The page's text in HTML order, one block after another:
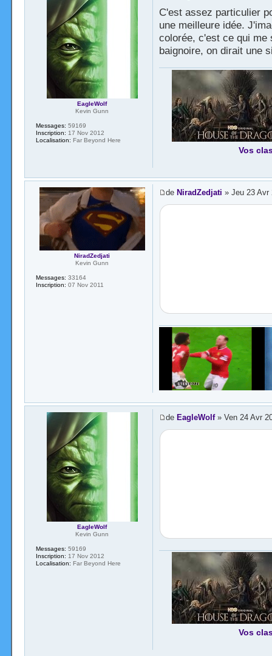
C'est assez particulier
une meilleure idée.
colorée, c'est ce qui me
baignoire, on dirait une
Vos
EagleWolf
Kevin Gunn
Messages: 59169
Inscription: 17 Nov 2012
Localisation: Far Beyond Here
de NiradZedjati » Jeu 23 Avr
NiradZedjati
Kevin Gunn
Messages: 33164
Inscription: 07 Nov 2011
de EagleWolf» Ven 24 Avr
Vos
EagleWolf
Kevin Gunn
Messages: 59169
Inscription: 17 Nov 2012
Localisation: Far Beyond Here